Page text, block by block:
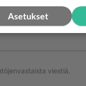
viestiä.
Asetukset